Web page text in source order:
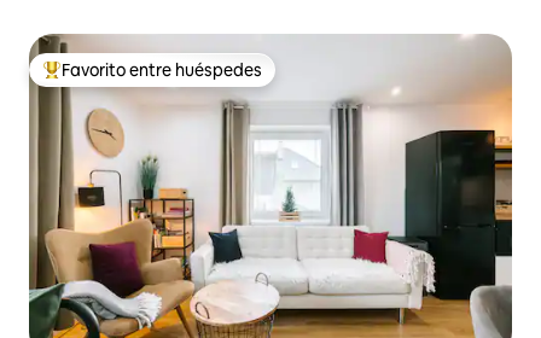
Favorito entre huéspedes preferido
Favorito entre huéspedes